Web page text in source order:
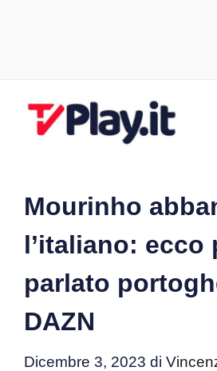
Mourinho
l’italiano: ecco
parlato
DAZN
Dicembre 3, 2023 di